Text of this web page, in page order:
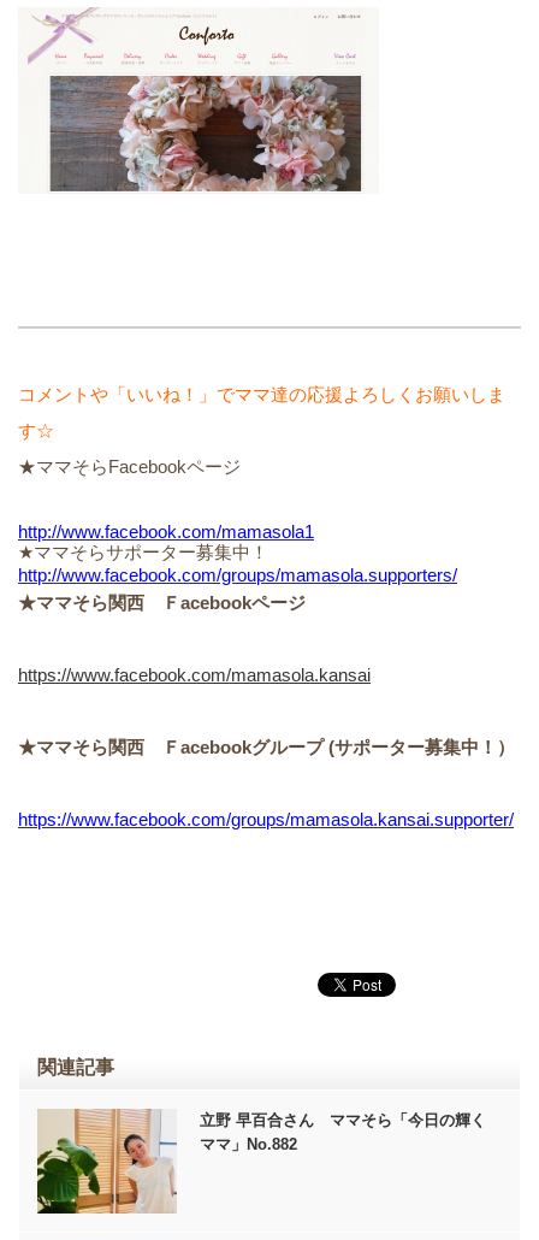
コメントや「いいね！」でママ達の応援よろしくお願いしま
す☆
★ママそらFacebookページ
http://www.facebook.com/mamasola1
★ママそらサポーター募集中！
http://www.facebook.com/groups/mamasola.supporters/
★ママそら関西 Ｆacebookページ
https://www.facebook.com/mamasola.kansai
★ママそら関西 Ｆacebookグループ (サポーター募集中！）
https://www.facebook.com/groups/mamasola.kansai.supporter/
関連記事
立野 早百合さん ママそら「今日の輝く
ママ」No.882